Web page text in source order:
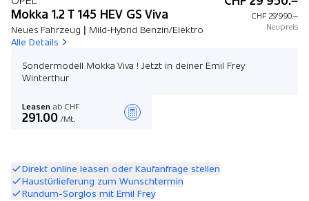
Mokka 1.2 T 145 HEV GS Viva
Neues Fahrzeug | Mild-Hybrid Benzin/Elektro
Alle Details
CHF 29'990.–
Neupreis
Sondermodell Mokka Viva ! Jetzt in deiner Emil Frey
Winterthur
Leasen ab CHF
291.00 /Mt.
Direkt online leasen oder Kaufanfrage stellen
Haustürlieferung zum Wunschtermin
Rundum-Sorglos mit Emil Frey